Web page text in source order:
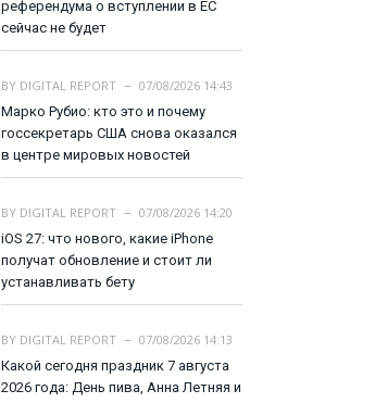
референдума о вступлении в ЕС
сейчас не будет
BY DIGITAL REPORT
07/08/2026 14:43
Марко Рубио: кто это и почему
госсекретарь США снова оказался
в центре мировых новостей
BY DIGITAL REPORT
07/08/2026 14:20
iOS 27: что нового, какие iPhone
получат обновление и стоит ли
устанавливать бету
BY DIGITAL REPORT
07/08/2026 14:13
Какой сегодня праздник 7 августа
2026 года: День пива, Анна Летняя и